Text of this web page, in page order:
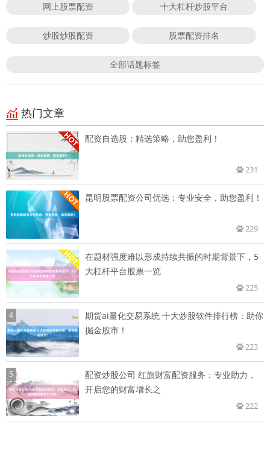
网上股票配资 十大杠杆炒股平台
炒股炒股配资 股票配资排名
全部话题标签
热门文章
配资自选股：精选策略，助您盈利！
231
昆明股票配资公司优选：专业安全，助您盈利！
229
在题材强度难以形成持续共振的时期背景下，5
大杠杆平台股票一览
225
4
期货ai量化交易系统 十大炒股软件排行榜：助你
掘金股市！
223
5
配资炒股公司 红旗财富配资服务：专业助力，
开启您的财富增长之
222